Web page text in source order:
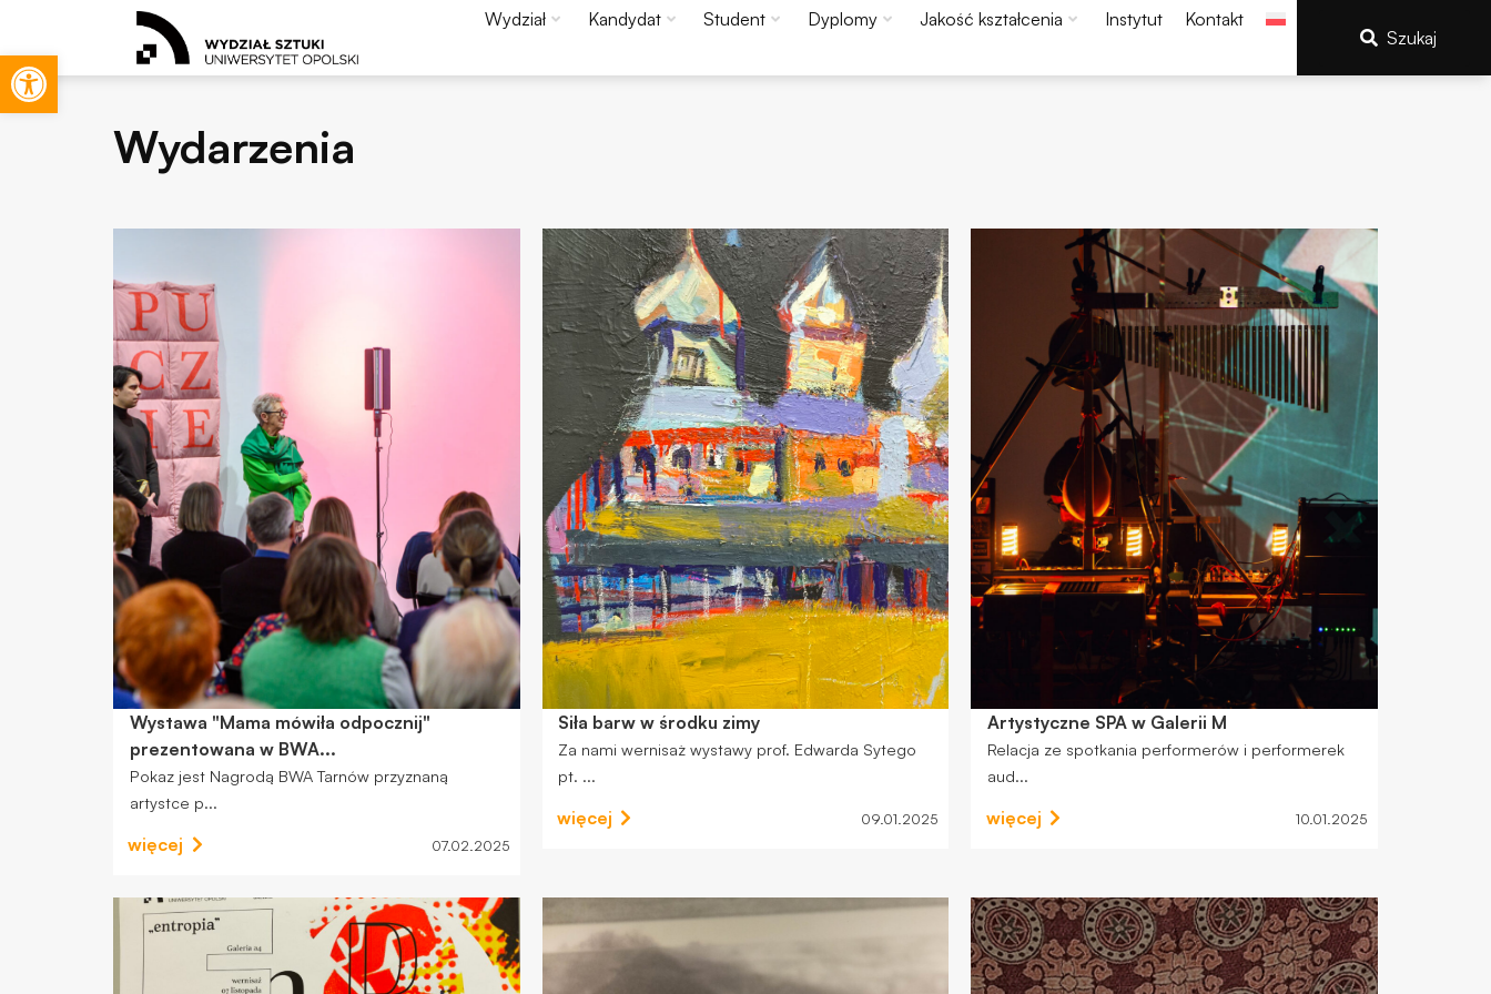
Otwórz pasek narzędzi
Wydział Kandydat Student Dyplomy Jakość kształcenia Instytut
Kontakt
Szukaj
Wydarzenia
Wystawa "Mama mówiła odpocznij"
prezentowana w BWA...
Pokaz jest Nagrodą BWA Tarnów przyznaną
artystce p...
więcej 07.02.2025
Siła barw w środku zimy
Za nami wernisaż wystawy prof. Edwarda Sytego
pt. ...
więcej 09.01.2025
Artystyczne SPA w Galerii M
Relacja ze spotkania performerów i performerek
aud...
więcej 10.01.2025
Konieczne
Te pliki cookie
nie są
opcjonalne. Są
one potrzebne
do
funkcjonowania
strony
internetowej.
Statystyka
Abyśmy mogli
poprawić
i strukturę
na podstawie
używana.
Doświadczenie